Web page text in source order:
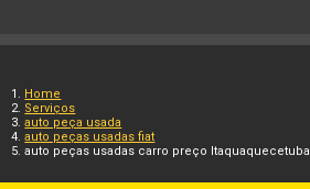
Home
Serviços
auto peça usada
auto peças usadas fiat
auto peças usadas carro preço Itaquaquecetuba